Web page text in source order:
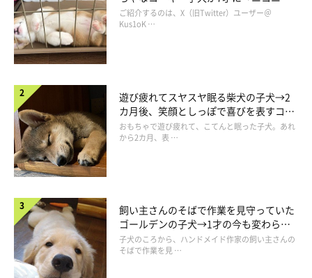
その後は？
コ“コーギースマイル”が魅力のコに成
長！
ご紹介するのは、X（旧Twitter）ユーザー＠
Kus1oK …
遊び疲れてスヤスヤ眠る柴犬の子犬→2
カ月後、笑顔としっぽで喜びを表すコに
成長！
おもちゃで遊び疲れて、こてんと眠った子犬。あれ
から2カ月、表 …
飼い主さんのそばで作業を見守っていた
ゴールデンの子犬→1才の今も変わらな
い“見守り隊”の姿にほっこり
子犬のころから、ハンドメイド作家の飼い主さんの
そばで作業を見 …